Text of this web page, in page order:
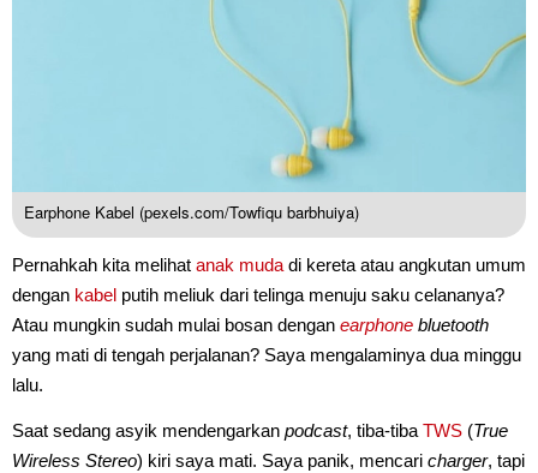
Earphone Kabel (pexels.com/Towfiqu barbhuiya)
Pernahkah kita melihat anak muda di kereta atau angkutan umum
dengan kabel putih meliuk dari telinga menuju saku celananya?
Atau mungkin sudah mulai bosan dengan earphone bluetooth
yang mati di tengah perjalanan? Saya mengalaminya dua minggu
lalu.
Saat sedang asyik mendengarkan podcast, tiba-tiba TWS (True
Wireless Stereo) kiri saya mati. Saya panik, mencari charger, tapi